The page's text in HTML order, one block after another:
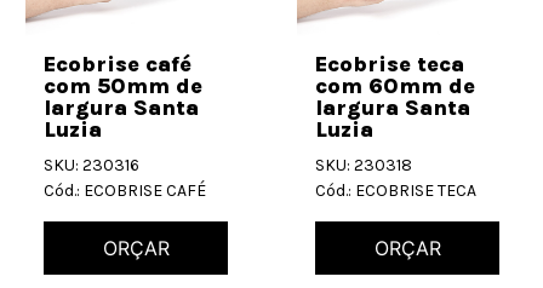
Ecobrise café
com 50mm de
largura Santa
Luzia
SKU: 230316
Cód.: ECOBRISE CAFÉ
ORÇAR
Ecobrise teca
com 60mm de
largura Santa
Luzia
SKU: 230318
Cód.: ECOBRISE TECA
ORÇAR